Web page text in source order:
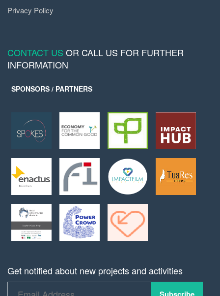
Privacy Policy
CONTACT US OR CALL US FOR FURTHER
INFORMATION
SPONSORS / PARTNERS
Get notified about new projects and activities